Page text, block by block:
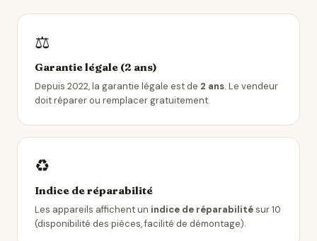
⚖️
Garantie légale (2 ans)
Depuis 2022, la garantie légale est de 2 ans. Le vendeur
doit réparer ou remplacer gratuitement.
♻️
Indice de réparabilité
Les appareils affichent un indice de réparabilitésur 10
(disponibilité des pièces, facilité de démontage).